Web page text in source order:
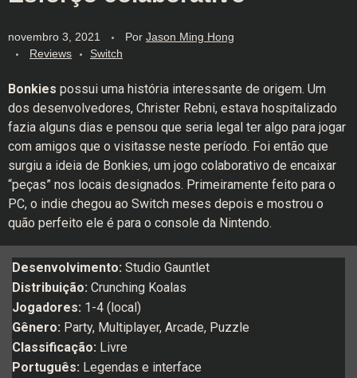
novembro 3, 2021 Por Jason Ming Hong
Reviews
Switch
Bonkies possui uma história interessante de origem. Um
dos desenvolvedores, Christer Rebni, estava hospitalizado
fazia alguns dias e pensou que seria legal ter algo para jogar
com amigos que o visitasse neste período. Foi então que
surgiu a ideia de Bonkies, um jogo colaborativo de encaixar
“peças” nos locais designados. Primeiramente feito para o
PC, o indie chegou ao Switch meses depois e mostrou o
quão perfeito ele é para o console da Nintendo.
Desenvolvimento: Studio Gauntlet
Distribuição: Crunching Koalas
Jogadores: 1-4 (local)
Gênero: Party, Multiplayer, Arcade, Puzzle
Classificação: Livre
Português: Legendas e interface